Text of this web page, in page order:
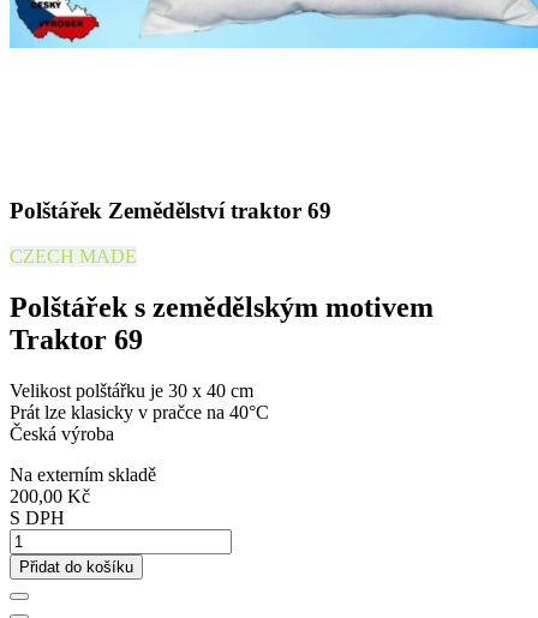
Polštářek Zemědělství traktor 69
CZECH MADE
Polštářek s zemědělským motivem
Traktor 69
Velikost polštářku je 30 x 40 cm
Prát lze klasicky v pračce na 40°C
Česká výroba
Na externím skladě
200,00 Kč
S DPH
Přidat do košíku